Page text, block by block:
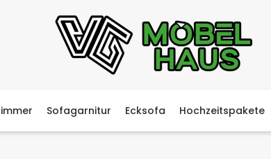
Sofagarnitur Ecksofa Hochzeitspakete